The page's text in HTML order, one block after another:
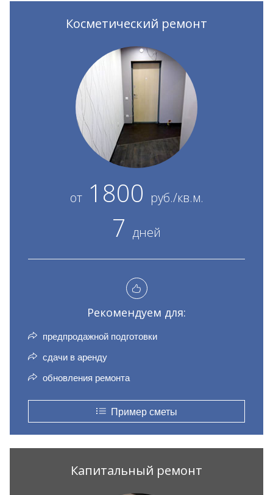
Косметический ремонт
от1800 руб./кв.м.
7 дней
Рекомендуем для:
предпродажной подготовки
сдачи в аренду
обновления ремонта
Пример сметы
Капитальный ремонт